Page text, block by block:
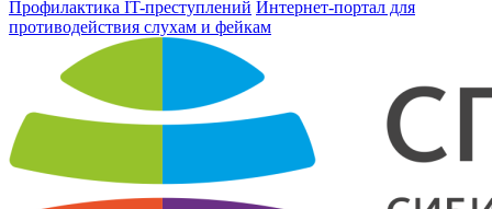
Профилактика IT-преступлений Интернет-портал для
противодействия слухам и фейкам